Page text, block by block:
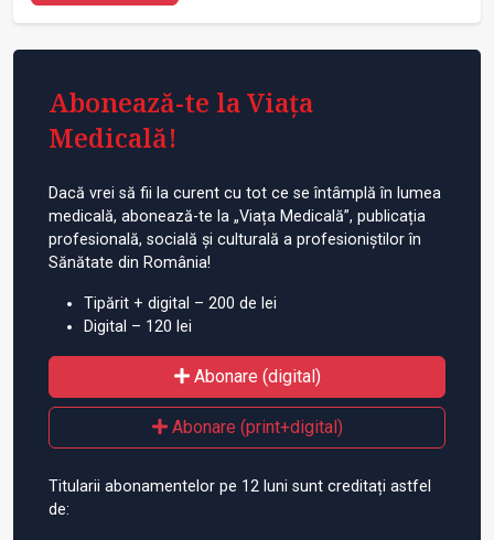
Abonează-te la Viața
Medicală!
Dacă vrei să fii la curent cu tot ce se întâmplă în lumea
medicală, abonează-te la „Viața Medicală”, publicația
profesională, socială și culturală a profesioniștilor în
Sănătate din România!
Tipărit + digital – 200 de lei
Digital – 120 lei
Abonare (digital)
Abonare (print+digital)
Titularii abonamentelor pe 12 luni sunt creditați astfel
de: